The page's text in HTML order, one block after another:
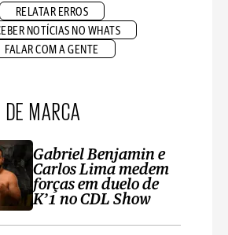
RELATAR ERROS
NOTÍCIAS NO WHATS
FALAR COM A GENTE
DE MARCA
Gabriel Benjamin e
Carlos Lima medem
forças em duelo de
K’1 no CDL Show